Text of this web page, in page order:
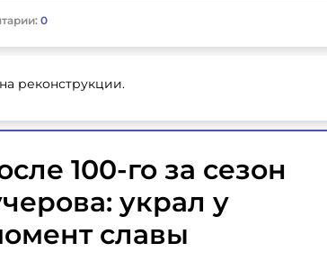
0
реконструкции.
100-го за сезон
украл у
славы